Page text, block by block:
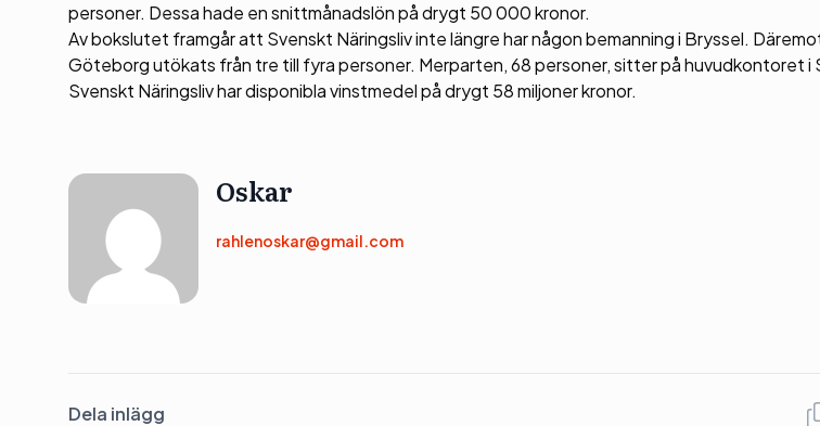
personer. Dessa hade en snittmånadslön på drygt 50 000 kronor.
Av bokslutet framgår att Svenskt Näringsliv inte längre har någon bemanning i Bryssel.
Göteborg utökats från tre till fyra personer. Merparten, 68 personer, sitter på huvudkontoret i
Svenskt Näringsliv har disponibla vinstmedel på drygt 58 miljoner kronor.
Oskar
rahlenoskar@gmail.com
Dela inlägg